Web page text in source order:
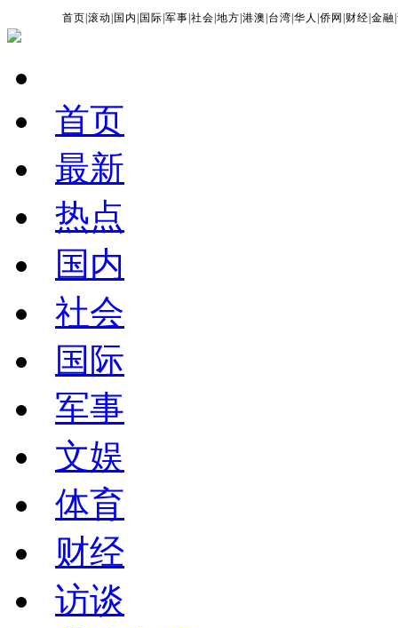
首页 |滚动 国内 国际 |军事 |社会 |地方 |港澳 台湾 |华人 |侨网 财经 |金融 |
首页
最新
热点
国内
社会
国际
军事
文娱
体育
财经
访谈